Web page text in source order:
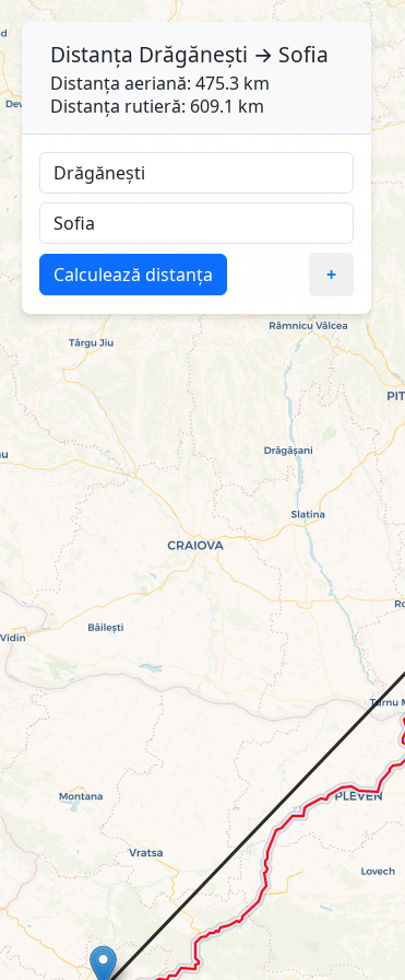
Distanța Drăgănești → Sofia
Distanța aeriană: 475.3 km
Distanța rutieră: 609.1 km
Calculează distanța +